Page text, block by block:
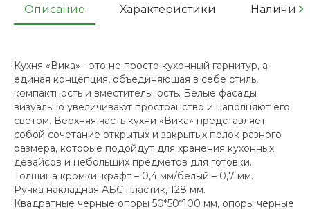
Описание Характеристики Наличие
Кухня «Вика» - это не просто кухонный гарнитур, а
единая концепция, объединяющая в себе стиль,
компактность и вместительность. Белые фасады
визуально увеличивают пространство и наполняют его
светом. Верхняя часть кухни «Вика» представляет
собой сочетание открытых и закрытых полок разного
размера, которые подойдут для хранения кухонных
девайсов и небольших предметов для готовки.
Толщина кромки: крафт – 0,4 мм/белый – 0,7 мм.
Ручка накладная АБС пластик, 128 мм.
Квадратные черные опоры 50*50*100 мм, опоры черные